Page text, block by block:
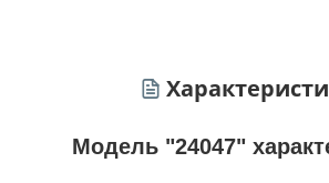
Модель "24047"